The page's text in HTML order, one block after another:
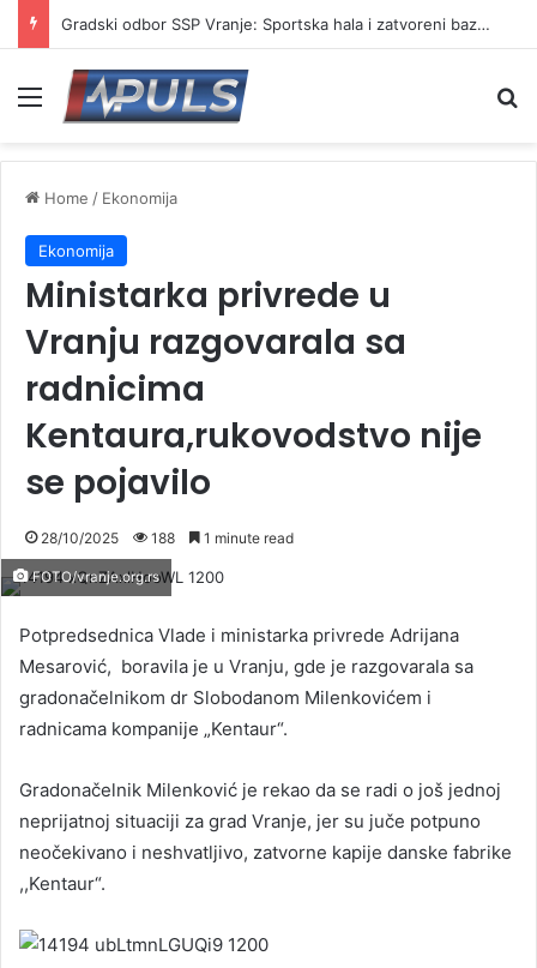
Gradski odbor SSP Vranje: Sportska hala i zatvoreni bazen ostali samo obećanje
Menu
Home / Ekonomija
Ekonomija
Ministarka privrede u
Vranju razgovarala sa
radnicima
Kentaura,rukovodstvo nije
se pojavilo
28/10/2025 188 1 minute read
FOTO/vranje.org.rs
Potpredsednica Vlade i ministarka privrede Adrijana
Mesarović, boravila je u Vranju, gde je razgovarala sa
gradonačelnikom dr Slobodanom Milenkovićem i
radnicama kompanije „Kentaur“.
Gradonačelnik Milenković je rekao da se radi o još jednoj
neprijatnoj situaciji za grad Vranje, jer su juče potpuno
neočekivano i neshvatljivo, zatvorne kapije danske fabrike
,,Kentaur“.